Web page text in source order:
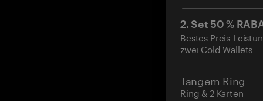
2. Set 50 %
Bestes Preis-
zwei Cold Wallets
Tangem Ring
Ring & 2 Karten